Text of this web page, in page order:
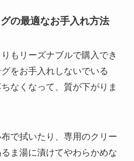
の最適なお手入れ方法
もリーズナブルで購入でき
をお手入れしないでいる
なくなって、質が下がりま
で拭いたり、専用のクリー
ま湯に漬けてやわらかめな